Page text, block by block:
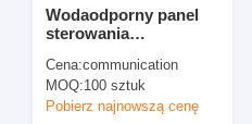
wodoodporny
Wodaodporny panel
sterowania
membranową kleją
instrumentową z
światłem LED
Cena:communication
MOQ:100 sztuk
Pobierz najnowszą cenę